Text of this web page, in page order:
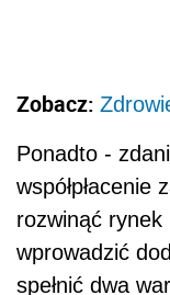
Zobacz:
Ponadto -
współpłacenie
rozwinąć
wprowadzić
spełnić dwa